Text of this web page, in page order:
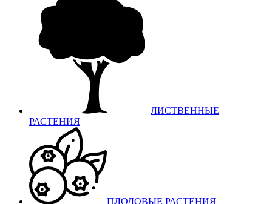
ЛИСТВЕННЫЕ
РАСТЕНИЯ
ПЛОДОВЫЕ РАСТЕНИЯ